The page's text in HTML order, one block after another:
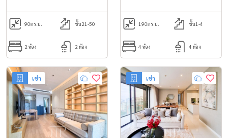
90ตร.ม. ชั้น21-50
2 ห้อง 2 ห้อง
fully furnished unit for rent in
Phrom Phong area.
190ตร.ม. ชั้น1-4
4 ห้อง 4 ห้อง
เช่า เช่า